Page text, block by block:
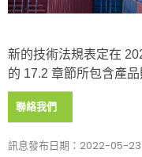
新的技術法規表定在
的 17.2 章節所包含產
聯絡我們
訊息發布日期：2022-05-23